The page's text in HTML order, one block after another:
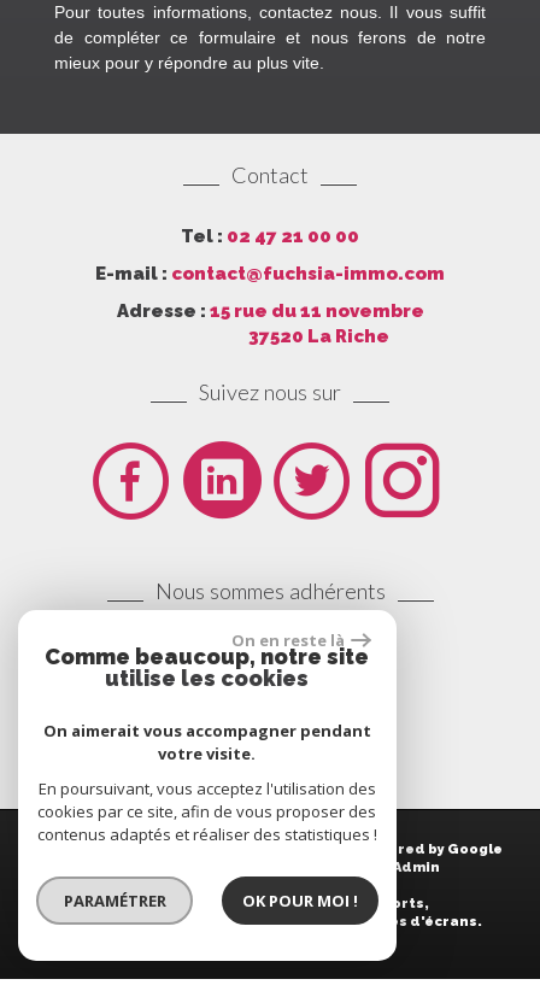
Pour toutes informations, contactez nous. Il vous suffit
de compléter ce formulaire et nous ferons de notre
mieux pour y répondre au plus vite.
Contact
Tel : 02 47 21 00 00
E-mail : contact@fuchsia-immo.com
Adresse : 15 rue du 11 novembre
37520 La Riche
Suivez nous sur
Nous sommes adhérents
© 2014 | Tous droits réservés | Traduction powered by Google
Admin
Site internet compatible multi-supports,
un seul site adaptable à tous les types d'écrans.
On en reste là
Comme beaucoup, notre site
utilise les cookies
On aimerait vous accompagner pendant
votre visite.
En poursuivant, vous acceptez l'utilisation des
cookies par ce site, afin de vous proposer des
contenus adaptés et réaliser des statistiques !
PARAMÉTRER OK POUR MOI !